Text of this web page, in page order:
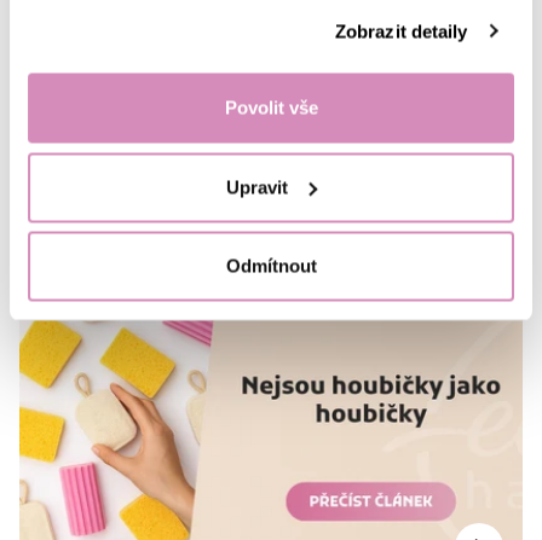
Zobrazit detaily
Povolit vše
Upravit
Odmítnout
Dimensions:According to measuring cup size
Máme pro tebe zajímavé
čtení!